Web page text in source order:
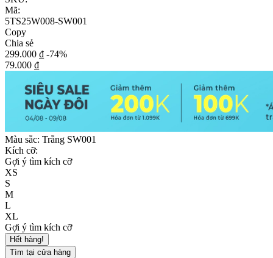
Mã:
5TS25W008-SW001
Copy
Chia sẻ
299.000 ₫ -74%
79.000 ₫
Màu sắc: Trắng SW001
Kích cỡ:
Gợi ý tìm kích cỡ
XS
S
M
L
XL
Gợi ý tìm kích cỡ
Hết hàng!
Tìm tại cửa hàng